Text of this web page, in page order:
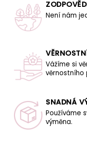
Není nám
Vážíme si
věrnostního
SNADNÁ
Používáme
výměna.